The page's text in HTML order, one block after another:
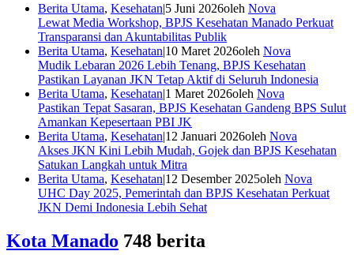
Berita Utama, Kesehatan|5 Juni 2026oleh Nova
Lewat Media Workshop, BPJS Kesehatan Manado Perkuat
Transparansi dan Akuntabilitas Publik
Berita Utama, Kesehatan|10 Maret 2026oleh Nova
Mudik Lebaran 2026 Lebih Tenang, BPJS Kesehatan
Pastikan Layanan JKN Tetap Aktif di Seluruh Indonesia
Berita Utama, Kesehatan|1 Maret 2026oleh Nova
Pastikan Tepat Sasaran, BPJS Kesehatan Gandeng BPS Sulut
Amankan Kepesertaan PBI JK
Berita Utama, Kesehatan|12 Januari 2026oleh Nova
Akses JKN Kini Lebih Mudah, Gojek dan BPJS Kesehatan
Satukan Langkah untuk Mitra
Berita Utama, Kesehatan|12 Desember 2025oleh Nova
UHC Day 2025, Pemerintah dan BPJS Kesehatan Perkuat
JKN Demi Indonesia Lebih Sehat
Kota Manado 748 berita